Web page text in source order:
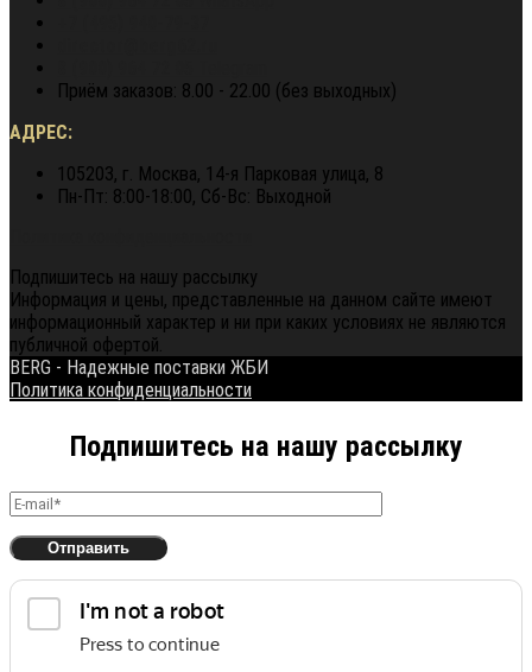
Приём заказов: 8.00 - 22.00 (без выходных)
АДРЕС:
105203, г. Москва, 14-я Парковая улица, 8
Пн-Пт: 8:00-18:00, Сб-Вс: Выходной
Подпишитесь на нашу рассылку
Информация и цены, представленные на данном сайте имеют
информационный характер и ни при каких условиях не являются
публичной офертой.
BERG - Надежные поставки ЖБИ
Политика конфиденциальности
Подпишитесь на нашу рассылку